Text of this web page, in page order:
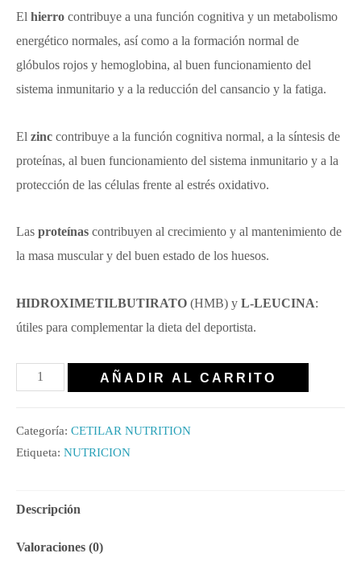
El hierro contribuye a una función cognitiva y un metabolismo
energético normales, así como a la formación normal de
glóbulos rojos y hemoglobina, al buen funcionamiento del
sistema inmunitario y a la reducción del cansancio y la fatiga.
El zinc contribuye a la función cognitiva normal, a la síntesis de
proteínas, al buen funcionamiento del sistema inmunitario y a la
protección de las células frente al estrés oxidativo.
Las proteínas contribuyen al crecimiento y al mantenimiento de
la masa muscular y del buen estado de los huesos.
HIDROXIMETILBUTIRATO (HMB) y L-LEUCINA:
útiles para complementar la dieta del deportista.
AÑADIR AL CARRITO
Categoría: CETILAR NUTRITION
Etiqueta: NUTRICION
Descripción
Valoraciones (0)